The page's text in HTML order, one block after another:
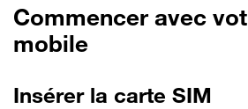
Commencer avec
mobile
Insérer la carte SIM